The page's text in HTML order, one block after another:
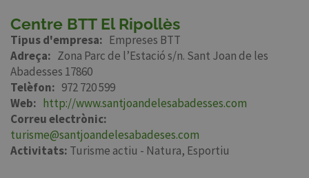
Centre BTT El Ripollès
Tipus d'empresa
Empreses BTT
Adreça
Zona Parc de l’Estació s/n. Sant Joan de les
Abadesses 17860
Telèfon
972 720 599
Web
http://www.santjoandelesabadesses.com
Correu electrònic
turisme@santjoandelesabadeses.com
Activitats: Turisme actiu - Natura Esportiu